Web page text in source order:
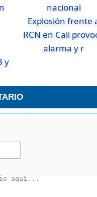
y
Explosión frente
RCN en Cali
alarma y r